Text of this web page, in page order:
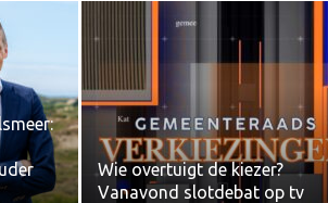
Wie overtuigt de kiezer?
Vanavond slotdebat op tv